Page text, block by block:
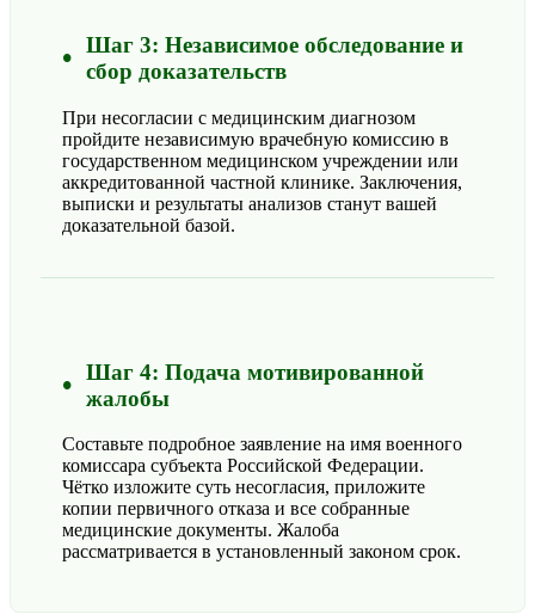
Шаг 3: Независимое обследование и
сбор доказательств
При несогласии с медицинским диагнозом
пройдите независимую врачебную комиссию в
государственном медицинском учреждении или
аккредитованной частной клинике. Заключения,
выписки и результаты анализов станут вашей
доказательной базой.
Шаг 4: Подача мотивированной
жалобы
Составьте подробное заявление на имя военного
комиссара субъекта Российской Федерации.
Чётко изложите суть несогласия, приложите
копии первичного отказа и все собранные
медицинские документы. Жалоба
рассматривается в установленный законом срок.